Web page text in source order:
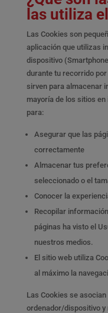
las utiliza
Las Cookies son
aplicación que utilizas
dispositivo
durante tu recorrido
sirven para almacenar
mayoría de los sitios
para:
Asegurar que las
correctamente
Almacenar tus
seleccionado o el
Conocer la
Recopilar
páginas ha visto el
nuestros medios.
El sitio web utiliza
al máximo la
Las Cookies se
ordenador/dispositivo